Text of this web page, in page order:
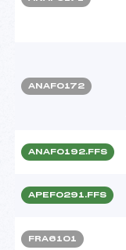
ANAF0172
ANAF0192.FFS
APEF0291.FFS
FRA6101